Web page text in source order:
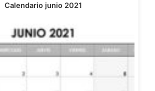
Calendario junio 2021